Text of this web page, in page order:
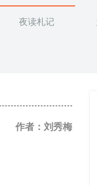
夜读札记
作者：刘秀梅